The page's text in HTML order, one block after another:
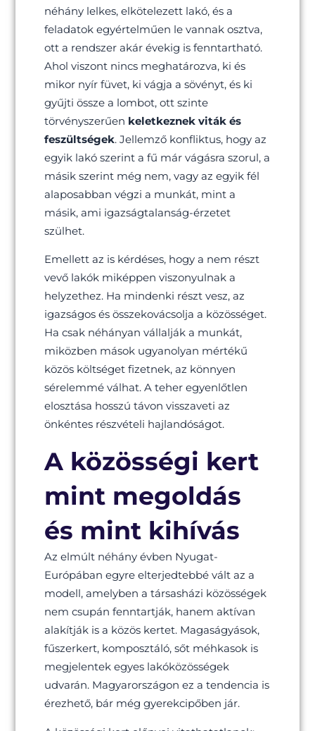
néhány lelkes, elkötelezett lakó, és a
feladatok egyértelműen le vannak osztva,
ott a rendszer akár évekig is fenntartható.
Ahol viszont nincs meghatározva, ki és
mikor nyír füvet, ki vágja a sövényt, és ki
gyűjti össze a lombot, ott szinte
törvényszerűen keletkeznek viták és
feszültségek. Jellemző konfliktus, hogy az
egyik lakó szerint a fű már vágásra szorul, a
másik szerint még nem, vagy az egyik fél
alaposabban végzi a munkát, mint a
másik, ami igazságtalanság-érzetet
szülhet.
Emellett az is kérdéses, hogy a nem részt
vevő lakók miképpen viszonyulnak a
helyzethez. Ha mindenki részt vesz, az
igazságos és összekovácsolja a közösséget.
Ha csak néhányan vállalják a munkát,
miközben mások ugyanolyan mértékű
közös költséget fizetnek, az könnyen
sérelemmé válhat. A teher egyenlőtlen
elosztása hosszú távon visszaveti az
önkéntes részvételi hajlandóságot.
A közösségi kert
mint megoldás
és mint kihívás
Az elmúlt néhány évben Nyugat-
Európában egyre elterjedtebbé vált az a
modell, amelyben a társasházi közösségek
nem csupán fenntartják, hanem aktívan
alakítják is a közös kertet. Magaságyások,
fűszerkert, komposztáló, sőt méhkasok is
megjelentek egyes lakóközösségek
udvarán. Magyarországon ez a tendencia is
érezhető, bár még gyerekcipőben jár.